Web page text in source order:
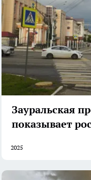
Зауральская
показывает
2025